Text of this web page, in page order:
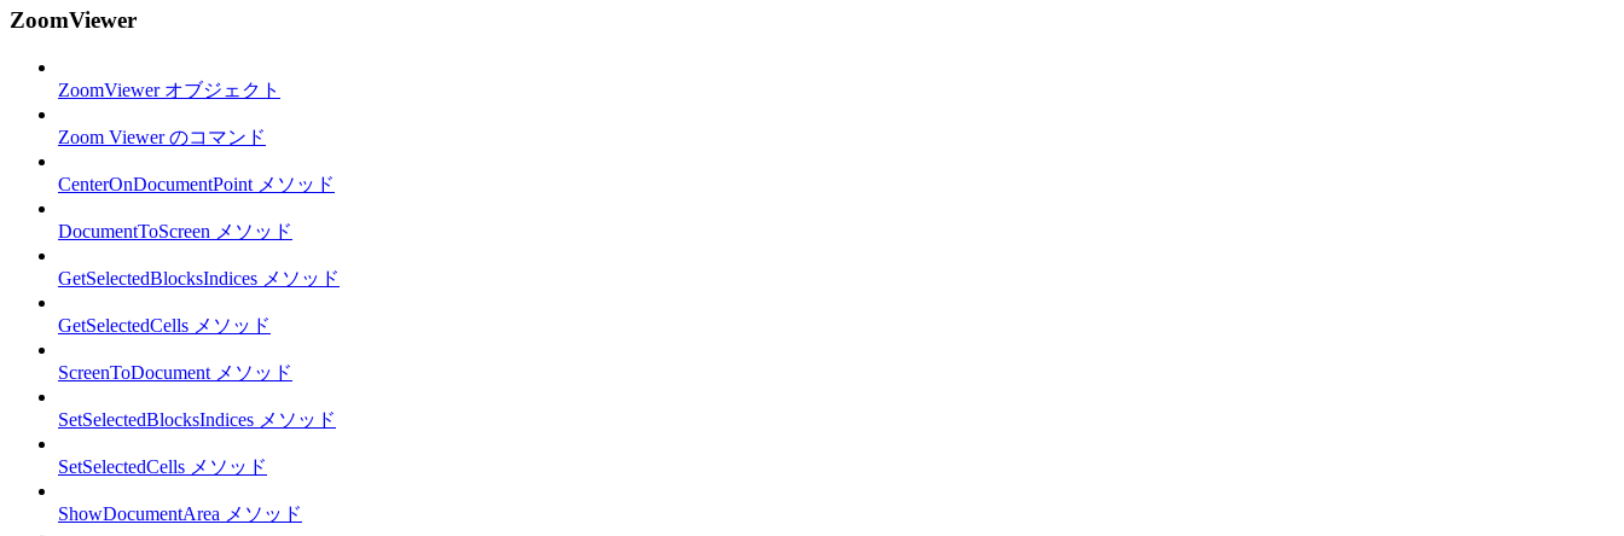
ZoomViewer
ZoomViewer オブジェクト
Zoom Viewer のコマンド
CenterOnDocumentPoint メソッド
DocumentToScreen メソッド
GetSelectedBlocksIndices メソッド
GetSelectedCells メソッド
ScreenToDocument メソッド
SetSelectedBlocksIndices メソッド
SetSelectedCells メソッド
ShowDocumentArea メソッド